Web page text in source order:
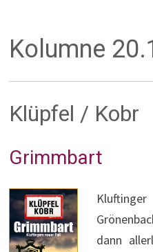
Kolumne
Klüpfel / Kobr
Grimmbart
dann